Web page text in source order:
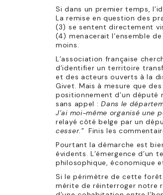
Si dans un premier temps,
La remise en question des
(3) se sentent directement
(4) menacerait l’ensemble
moins.
L’association française
d’identifier un territoire
et des acteurs ouverts à la
Givet. Mais à mesure que
positionnement d’un député
sans appel :Dans le
J’ai moi-même organisé une
relayé côté belge par un
cesser.” Finis les
Pourtant la démarche est
évidents. L’émergence
philosophique, économique
Si le périmètre de cette
mérite de réinterroger notre